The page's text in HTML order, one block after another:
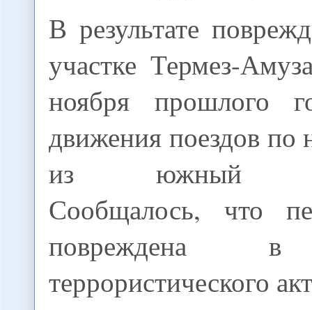
В результате
участке Термез-
ноября прошлого
движения поездов по
из южный
Сообщалось, что
повреждена в
террористического